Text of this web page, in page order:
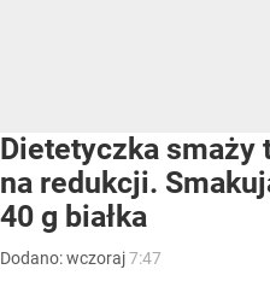
Dietetyczka smaży
na redukcji.
40 g białka
Dodano:wczoraj7:47